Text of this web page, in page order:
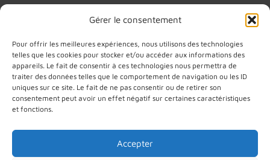
Gérer le consentement
Pour offrir les meilleures expériences, nous utilisons des technologies
telles que les cookies pour stocker et/ou accéder aux informations des
appareils. Le fait de consentir à ces technologies nous permettra de
traiter des données telles que le comportement de navigation ou les ID
uniques sur ce site. Le fait de ne pas consentir ou de retirer son
consentement peut avoir un effet négatif sur certaines caractéristiques
et fonctions.
Accepter
PRESENTATION BROCHURE (EN)